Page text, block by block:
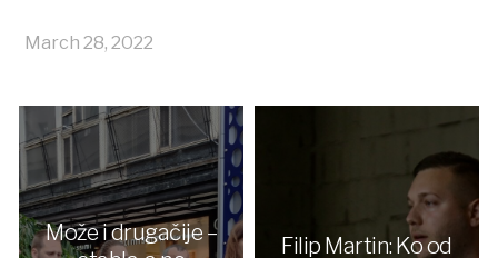
March 28, 2022
Može i drugačije –
Filip Martin: Ko od